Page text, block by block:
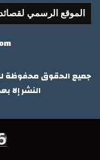
الموقع الرسمي
جميع الحقوق محفوظة
النشر إلا